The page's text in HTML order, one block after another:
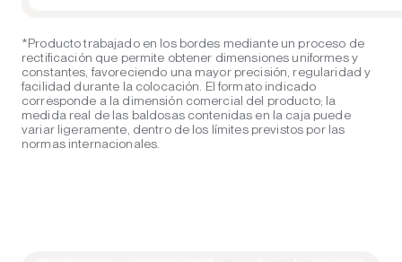
*Producto trabajado en los bordes mediante un proceso de
rectificación que permite obtener dimensiones uniformes y
constantes, favoreciendo una mayor precisión, regularidad y
facilidad durante la colocación. El formato indicado
corresponde a la dimensión comercial del producto; la
medida real de las baldosas contenidas en la caja puede
variar ligeramente, dentro de los límites previstos por las
normas internacionales.